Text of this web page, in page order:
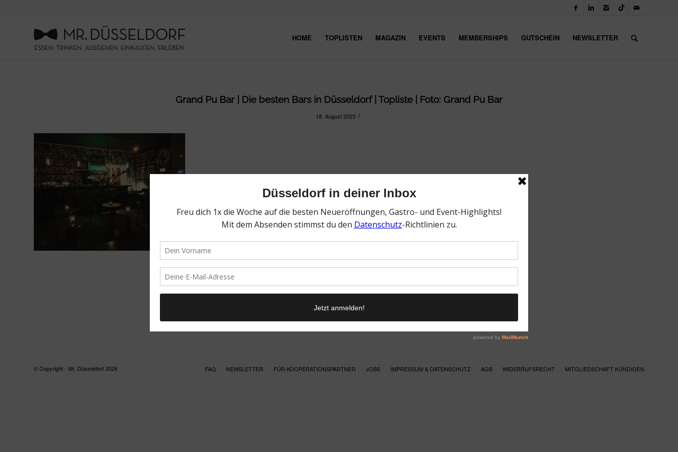
HOME TOPLISTEN MAGAZIN EVENTS MEMBERSHIPS GUTSCHEIN NEWSLETTER
Grand Pu Bar | Die besten Bars in Düsseldorf | Topliste | Foto: Grand Pu Bar
18. August 2023 /
© Copyright - Mr. Düsseldorf 2026 FAQ NEWSLETTER FÜR KOOPERATIONSPARTNER JOBS IMPRESSUM & DATENSCHUTZ AGB WIDERRUFSRECHT MITGLIEDSCHAFT KÜNDIGEN